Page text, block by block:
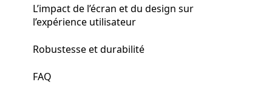
L’impact de l’écran et du design sur
l’expérience utilisateur
Robustesse et durabilité
FAQ